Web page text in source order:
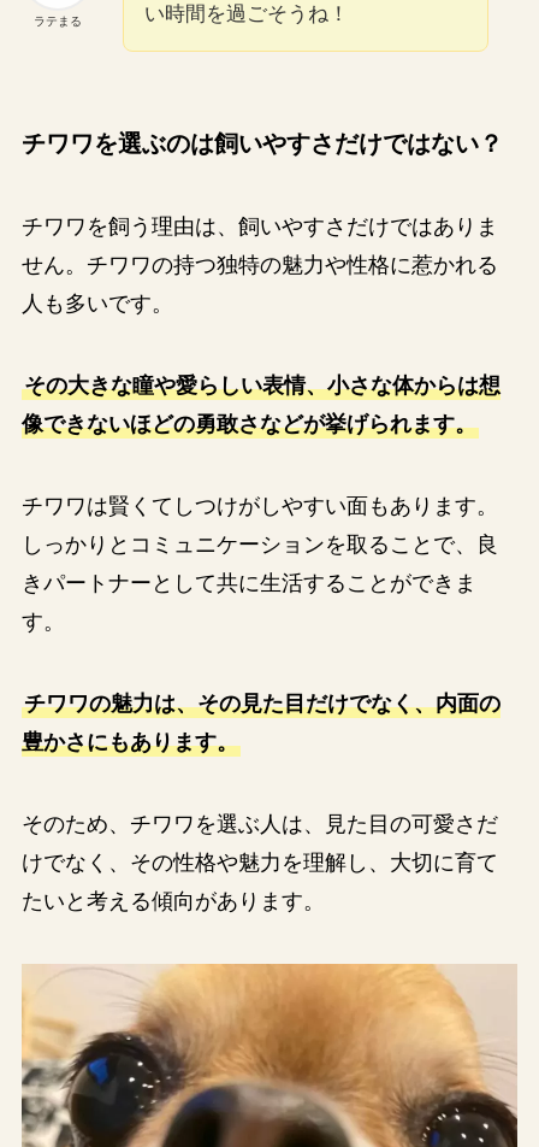
ラテまる
い時間を過ごそうね！
チワワを選ぶのは飼いやすさだけではない？
チワワを飼う理由は、飼いやすさだけではありま
せん。チワワの持つ独特の魅力や性格に惹かれる
人も多いです。
その大きな瞳や愛らしい表情、小さな体からは想
像できないほどの勇敢さなどが挙げられます。
チワワは賢くてしつけがしやすい面もあります。
しっかりとコミュニケーションを取ることで、良
きパートナーとして共に生活することができま
す。
チワワの魅力は、その見た目だけでなく、内面の
豊かさにもあります。
そのため、チワワを選ぶ人は、見た目の可愛さだ
けでなく、その性格や魅力を理解し、大切に育て
たいと考える傾向があります。